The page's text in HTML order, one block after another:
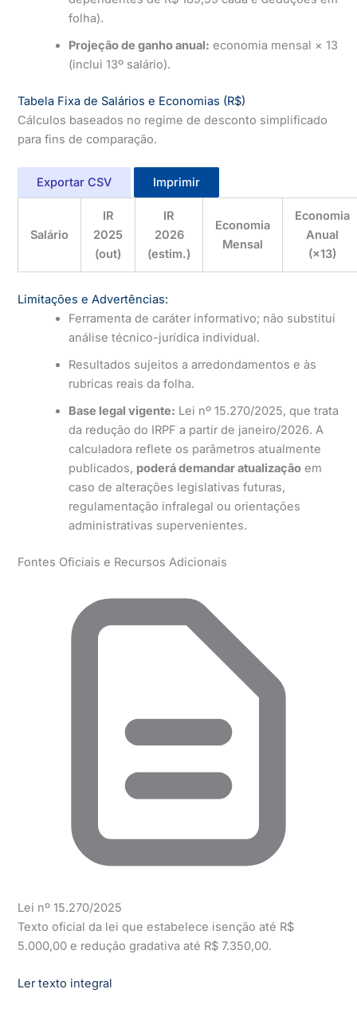
folha).
Projeção de ganho anual: economia mensal × 13
(inclui 13º salário).
Tabela Fixa de Salários e Economias (R$)
Cálculos baseados no regime de desconto simplificado
para fins de comparação.
Exportar CSV Imprimir
Salário
IR
2025
(out)
IR
2026
(estim.)
Economia
Mensal
Economia
Anual
(×13)
Limitações e Advertências:
Ferramenta de caráter informativo; não substitui
análise técnico-jurídica individual.
Resultados sujeitos a arredondamentos e às
rubricas reais da folha.
Base legal vigente: Lei nº 15.270/2025, que trata
da redução do IRPF a partir de janeiro/2026. A
calculadora reflete os parâmetros atualmente
publicados, poderá demandar atualização em
caso de alterações legislativas futuras,
regulamentação infralegal ou orientações
administrativas supervenientes.
Fontes Oficiais e Recursos Adicionais
Lei nº 15.270/2025
Texto oficial da lei que estabelece isenção até R$
5.000,00 e redução gradativa até R$ 7.350,00.
Ler texto integral